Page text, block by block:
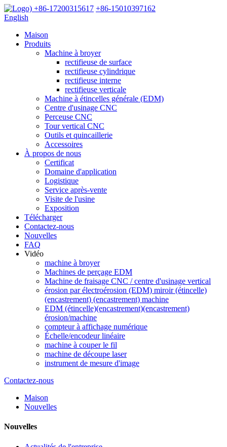
+86-17200315617 +86-15010397162
English
Maison
Produits
Machine à broyer
rectifieuse de surface
rectifieuse cylindrique
rectifieuse interne
rectifieuse verticale
Machine à étincelles générale (EDM)
Centre d'usinage CNC
Perceuse CNC
Tour vertical CNC
Outils et quincaillerie
Accessoires
À propos de nous
Certificat
Domaine d'application
Logistique
Service après-vente
Visite de l'usine
Exposition
Télécharger
Contactez-nous
Nouvelles
FAQ
Vidéo
machine à broyer
Machines de perçage EDM
Machine de fraisage CNC / centre d'usinage vertical
érosion par électroérosion (EDM) miroir (étincelle)
(encastrement) (encastrement) machine
EDM (étincelle)(encastrement)(encastrement)
érosion/machine
compteur à affichage numérique
Échelle/encodeur linéaire
machine à couper le fil
machine de découpe laser
instrument de mesure d'image
Contactez-nous
Maison
Nouvelles
Nouvelles